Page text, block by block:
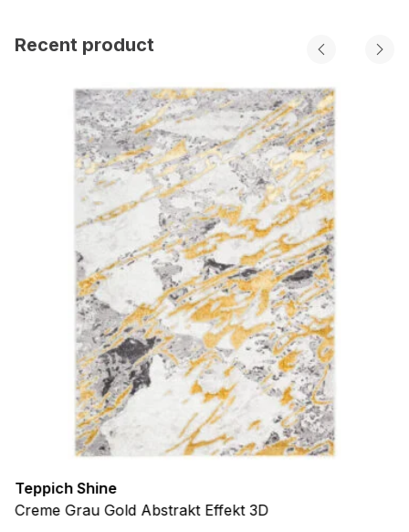
Recent product
Teppich Shine
Creme Grau Gold Abstrakt Effekt 3D